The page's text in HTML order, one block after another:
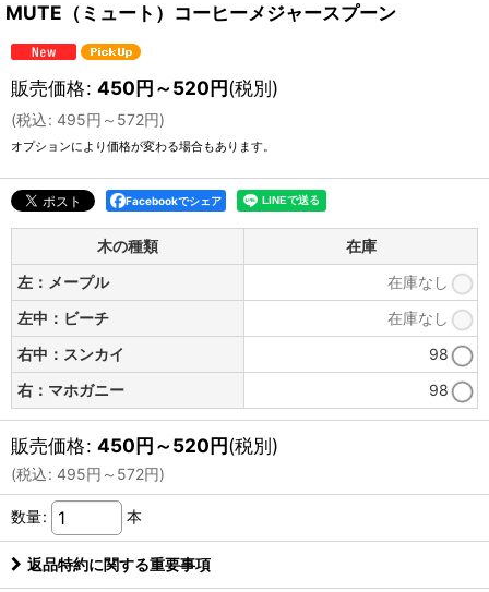
MUTE（ミュート）コーヒーメジャースプーン
販売価格: 450円～520円(税別)
(税込: 495円 ～572円)
オプションにより価格が変わる場合もあります。
Facebookでシェア
木の種類
在庫
左：メープル
在庫なし
左中：ビーチ
在庫なし
右中：スンカイ
98
右：マホガニー
98
販売価格: 450円～520円(税別)
(税込: 495円 ～572円)
数量: 本
返品特約に関する重要事項